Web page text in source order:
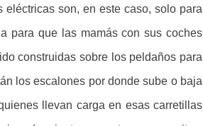
son, en este caso, solo para
para que las mamás con sus coches
construidas sobre los peldaños para
los escalones por donde sube o baja
llevan carga en esas carretillas